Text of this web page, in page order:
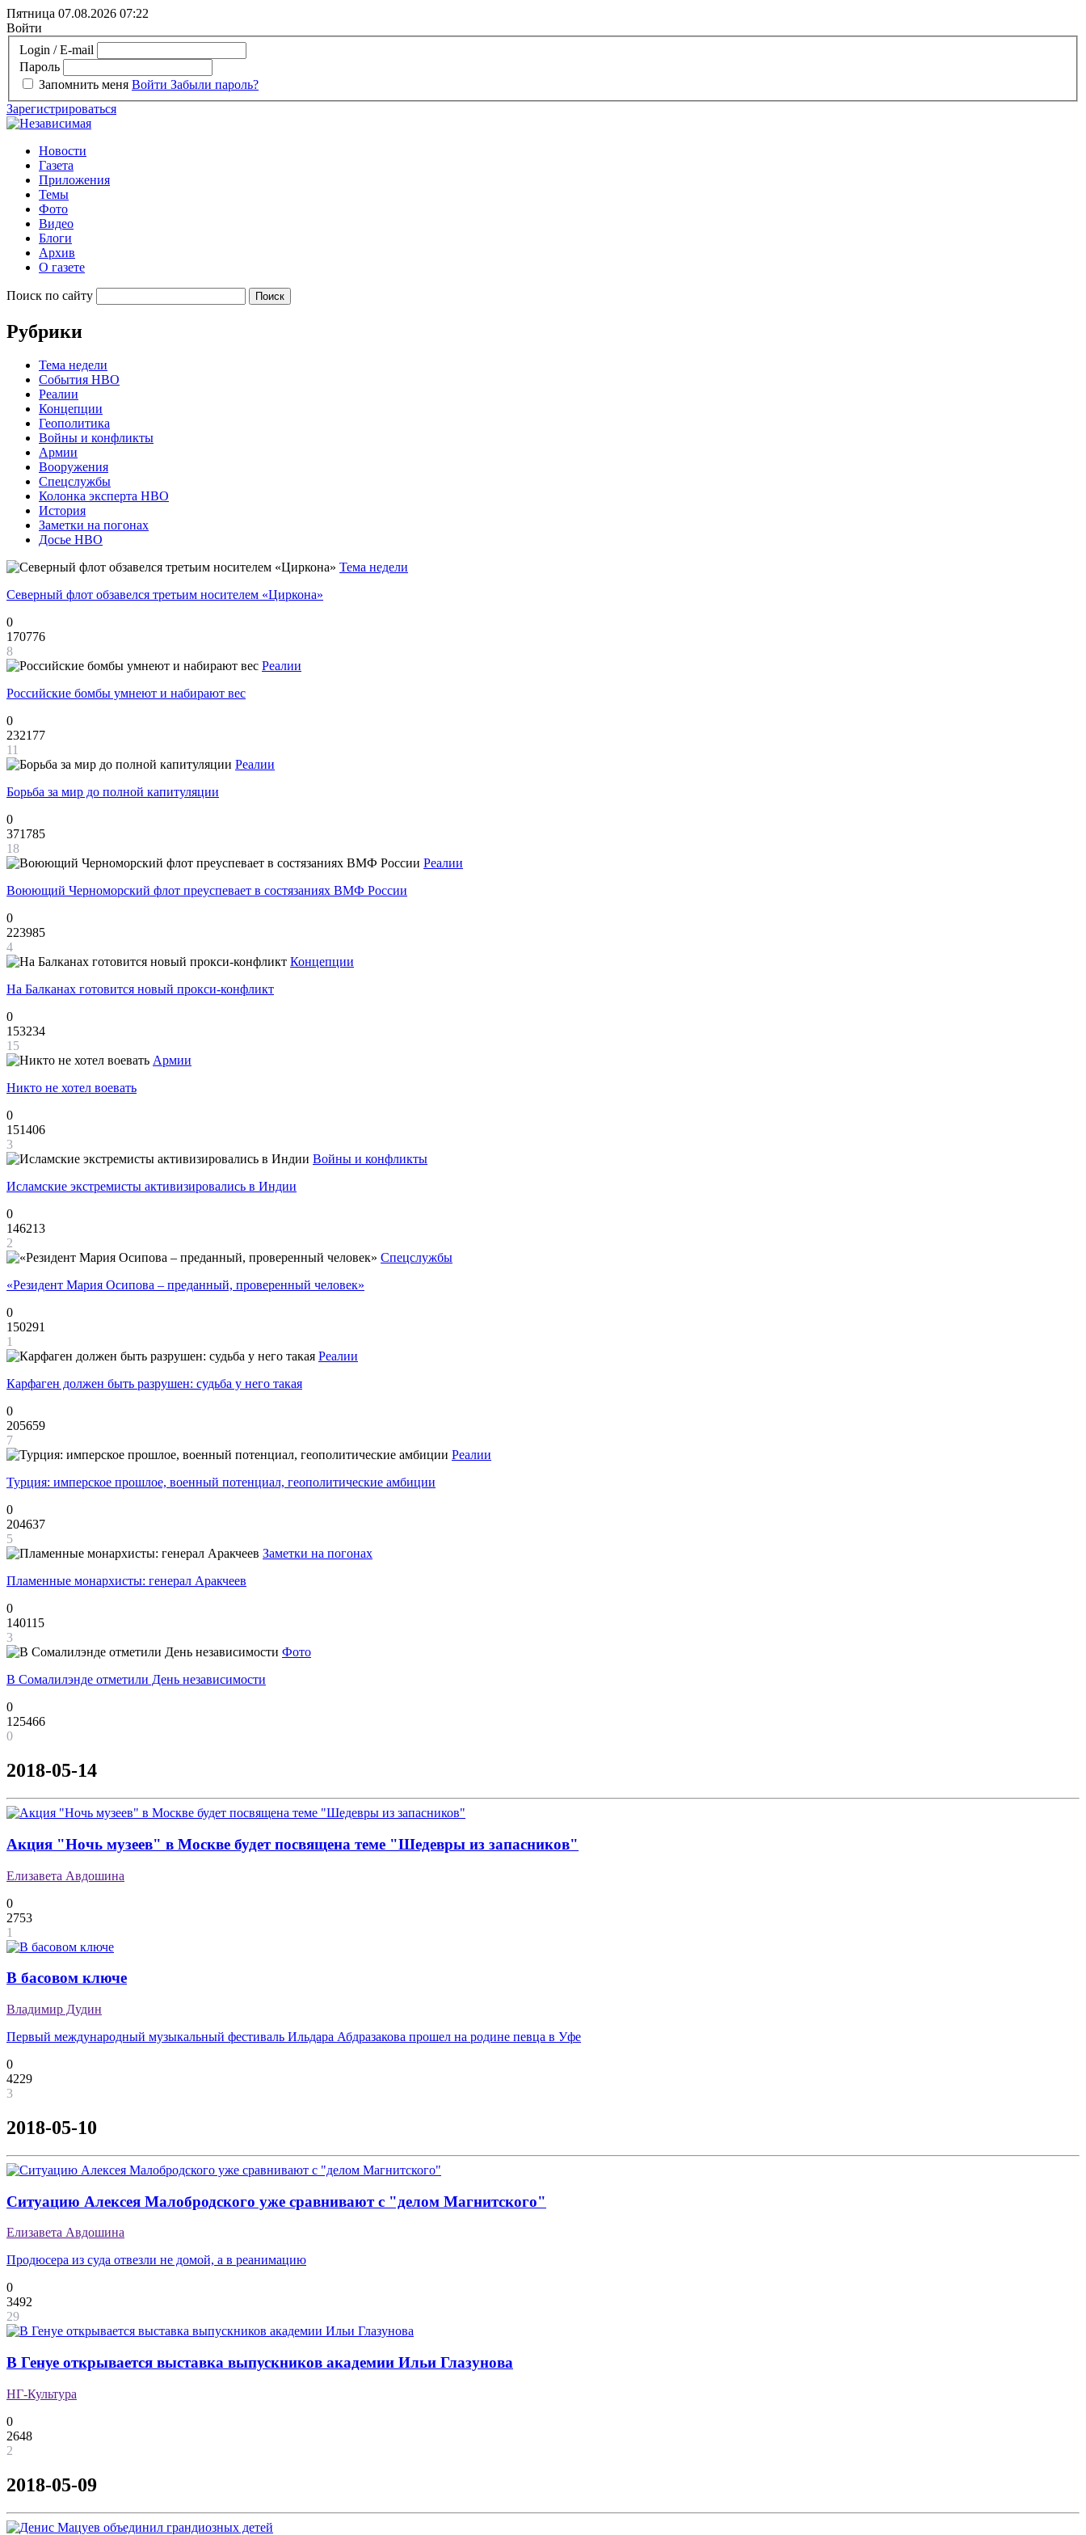
Пятница 07.08.2026 07:22
Войти
Login / E-mail
Пароль
Запомнить меня Войти Забыли пароль?
Зарегистрироваться
Новости
Газета
Приложения
Темы
Фото
Видео
Блоги
Архив
О газете
Поиск по сайту
Рубрики
Тема недели
События НВО
Реалии
Концепции
Геополитика
Войны и конфликты
Армии
Вооружения
Спецслужбы
Колонка эксперта НВО
История
Заметки на погонах
Досье НВО
Тема недели
Северный флот обзавелся третьим носителем «Циркона»
0
170776
8
Реалии
Российские бомбы умнеют и набирают вес
0
232177
11
Реалии
Борьба за мир до полной капитуляции
0
371785
18
Реалии
Воюющий Черноморский флот преуспевает в состязаниях ВМФ России
0
223985
4
Концепции
На Балканах готовится новый прокси-конфликт
0
153234
15
Армии
Никто не хотел воевать
0
151406
3
Войны и конфликты
Исламские экстремисты активизировались в Индии
0
146213
2
Спецслужбы
«Резидент Мария Осипова – преданный, проверенный человек»
0
150291
1
Реалии
Карфаген должен быть разрушен: судьба у него такая
0
205659
7
Реалии
Турция: имперское прошлое, военный потенциал, геополитические амбиции
0
204637
5
Заметки на погонах
Пламенные монархисты: генерал Аракчеев
0
140115
3
Фото
В Сомалилэнде отметили День независимости
0
125466
0
2018-05-14
Акция "Ночь музеев" в Москве будет посвящена теме "Шедевры из запасников"
Елизавета Авдошина
0
2753
1
В басовом ключе
Владимир Дудин
Первый международный музыкальный фестиваль Ильдара Абдразакова прошел на родине певца в Уфе
0
4229
3
2018-05-10
Ситуацию Алексея Малобродского уже сравнивают с "делом Магнитского"
Елизавета Авдошина
Продюсера из суда отвезли не домой, а в реанимацию
0
3492
29
В Генуе открывается выставка выпускников академии Ильи Глазунова
НГ-Культура
0
2648
2
2018-05-09